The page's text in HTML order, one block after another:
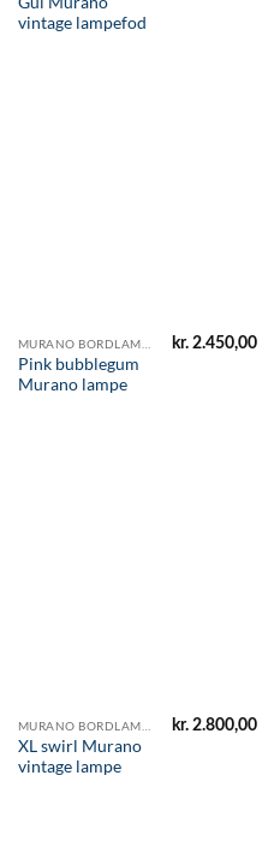
vintage lampefod
Pink bubblegum
Murano lampe
kr. 2.450,00
XL swirl Murano
vintage lampe
kr. 2.800,00